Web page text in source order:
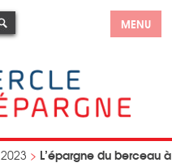
MENU
2023 > L’épargne du berceau à